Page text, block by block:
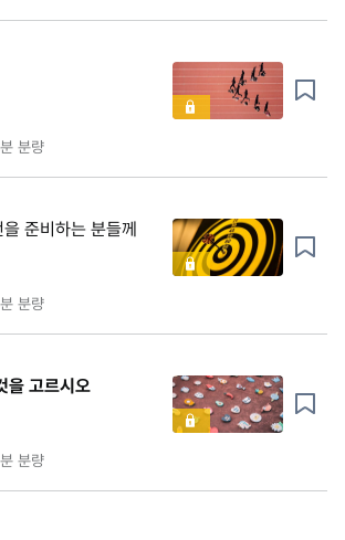
분량
준비하는 분들께
분량
을 고르시오
분량